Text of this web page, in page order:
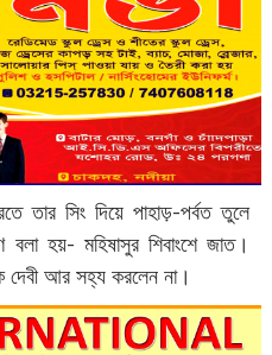
তার সিং দিয়ে পাহাড়-পর্বত তুলে
হয়- মহিষাসুর শিবাংশে জাত।
দেবী আর সহ্য করলেন না।